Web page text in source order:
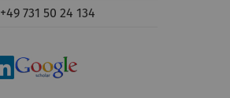
+49 731 50 24 134